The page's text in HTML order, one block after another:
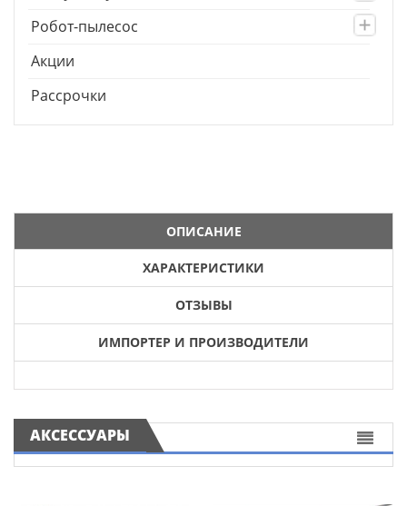
Робот-пылесос
Акции
Рассрочки
ОПИСАНИЕ
ХАРАКТЕРИСТИКИ
ОТЗЫВЫ
ИМПОРТЕР И ПРОИЗВОДИТЕЛИ
АКСЕССУАРЫ